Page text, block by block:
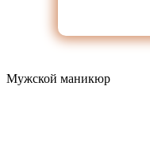
Мужской маникюр